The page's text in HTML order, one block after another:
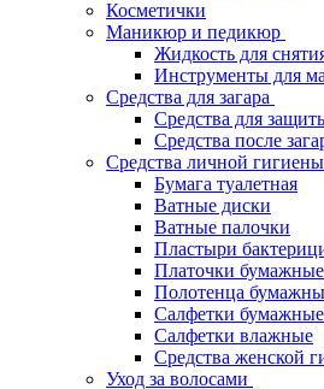
Косметички
Маникюр и педикюр
Жидкость для
Инструменты для
Средства для загара
Средства для
Средства после
Средства личной гигиены
Бумага туалетная
Ватные диски
Ватные палочки
Пластыри
Платочки бумажные
Полотенца
Салфетки бумажные
Салфетки влажные
Средства женской
Уход за волосами